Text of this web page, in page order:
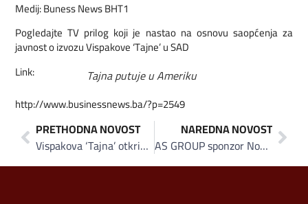
Medij: Buness News BHT1
Pogledajte TV prilog koji je nastao na osnovu saopćenja za
javnost o izvozu Vispakove ‘Tajne’ u SAD
Tajna putuje u Ameriku
Link:
http://www.businessnews.ba/?p=2549
PRETHODNA NOVOST
Vispakova ‘Tajna’ otkriva Ameriku!
NAREDNA NOVOST
AS GROUP sponzor Nogometne reprezentacije BiH